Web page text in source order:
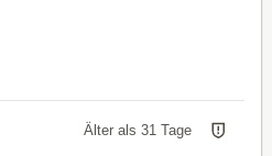
Älter als 31 Tage